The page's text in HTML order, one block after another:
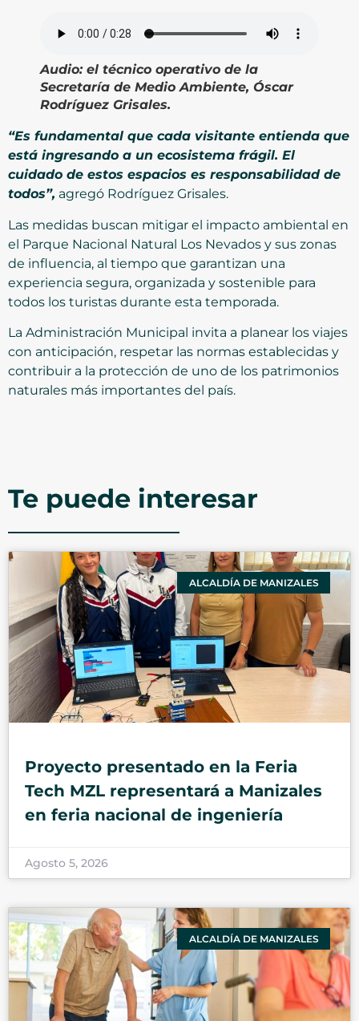
Audio: el técnico operativo de la
Secretaría de Medio Ambiente, Óscar
Rodríguez Grisales.
“Es fundamental que cada visitante entienda que
está ingresando a un ecosistema frágil. El
cuidado de estos espacios es responsabilidad de
todos”, agregó Rodríguez Grisales.
Las medidas buscan mitigar el impacto ambiental en
el Parque Nacional Natural Los Nevados y sus zonas
de influencia, al tiempo que garantizan una
experiencia segura, organizada y sostenible para
todos los turistas durante esta temporada.
La Administración Municipal invita a planear los viajes
con anticipación, respetar las normas establecidas y
contribuir a la protección de uno de los patrimonios
naturales más importantes del país.
Te puede interesar
ALCALDÍA DE MANIZALES
Proyecto presentado en la Feria
Tech MZL representará a Manizales
en feria nacional de ingeniería
Agosto 5, 2026
ALCALDÍA DE MANIZALES